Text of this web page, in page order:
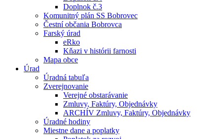
Doplnok č.3
Komunitný plán SS Bobrovec
Čestní občania Bobrovca
Farský úrad
eRko
Kňazi v histórii farnosti
Mapa obce
Úrad
Úradná tabuľa
Zverejnovanie
Verejné obstarávanie
Zmluvy, Faktúry, Objednávky
ARCHÍV Zmluvy, Faktúry, Objednávky
Úradné hodiny
Miestne dane a poplatky